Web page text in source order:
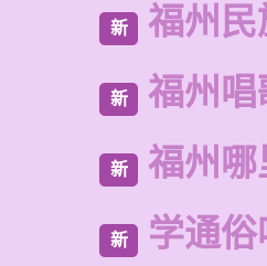
新 福州民
新 福州唱
新 福州哪
新 学通